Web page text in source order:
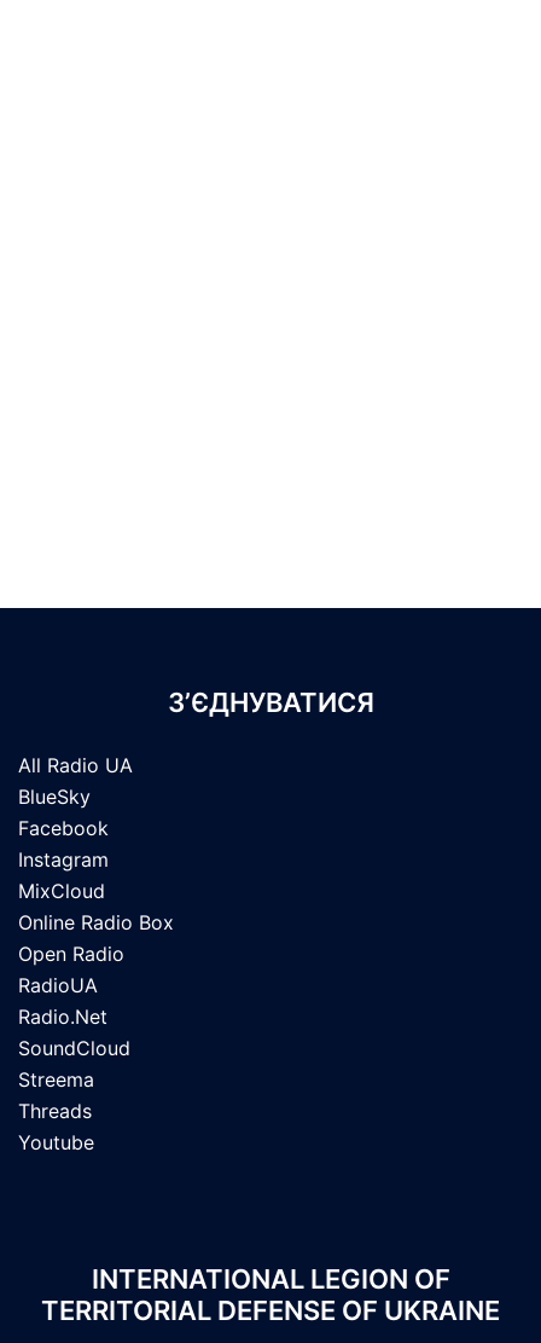
З’ЄДНУВАТИСЯ
All Radio UA
BlueSky
Facebook
Instagram
MixCloud
Online Radio Box
Open Radio
RadioUA
Radio.Net
SoundCloud
Streema
Threads
Youtube
INTERNATIONAL LEGION OF
TERRITORIAL DEFENSE OF UKRAINE